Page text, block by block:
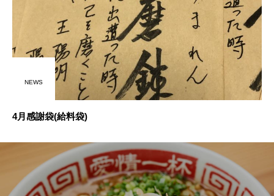
NEWS
4月感謝袋(給料袋)